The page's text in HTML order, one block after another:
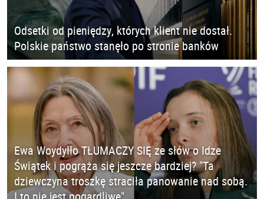
Odsetki od pieniędzy, których klient nie dostał.
Polskie państwo stanęło po stronie banków
Ewa Woydyłło TŁUMACZY SIĘ ze słów o Idze
Świątek i pogrąża się jeszcze bardziej? "Ta
dziewczyna troszkę straciła panowanie nad sobą.